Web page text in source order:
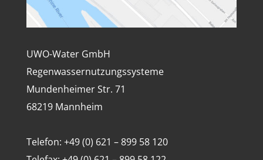
UWO-Water GmbH
Regenwassernutzungssysteme
Mundenheimer Str. 71
68219 Mannheim
Telefon: +49 (0) 621 – 899 58 120